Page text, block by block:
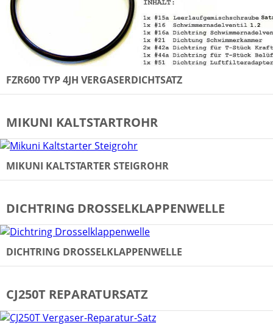
FZR600 TYP 4JH VERGASERDICHTSATZ
MIKUNI KALTSTARTROHR
MIKUNI KALTSTARTER STEIGROHR
DICHTRING DROSSELKLAPPENWELLE
DICHTRING DROSSELKLAPPENWELLE
CJ250T REPARATURSATZ